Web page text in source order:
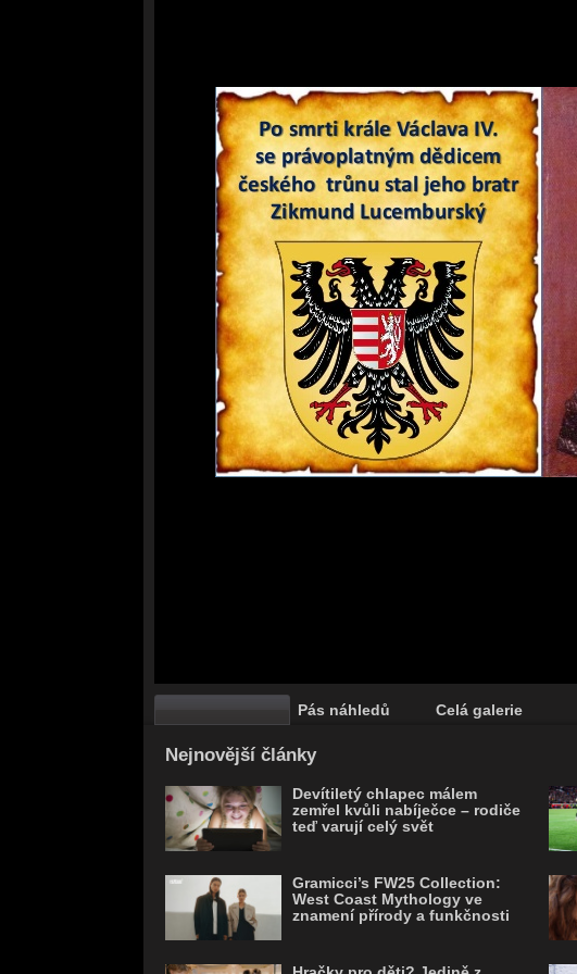
Pás náhledů Celá galerie
Nejnovější články
Devítiletý chlapec málem
zemřel kvůli nabíječce – rodiče
teď varují celý svět
Gramicci’s FW25 Collection:
West Coast Mythology ve
znamení přírody a funkčnosti